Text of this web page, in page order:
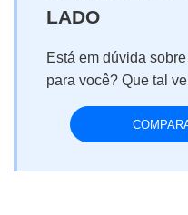
LADO
Está em dúvida
para você? Que tal